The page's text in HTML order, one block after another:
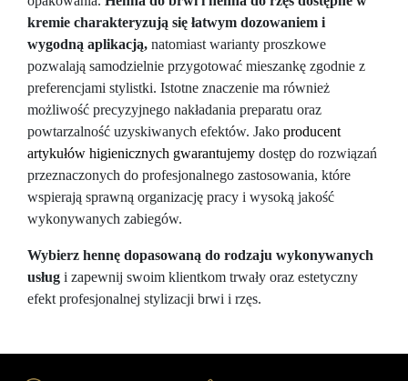
kremie charakteryzują się łatwym dozowaniem i
wygodną aplikacją, natomiast warianty proszkowe
pozwalają samodzielnie przygotować mieszankę zgodnie z
preferencjami stylistki. Istotne znaczenie ma również
możliwość precyzyjnego nakładania preparatu oraz
powtarzalność uzyskiwanych efektów. Jako producent
artykułów higienicznych gwarantujemy dostęp do rozwiązań
przeznaczonych do profesjonalnego zastosowania, które
wspierają sprawną organizację pracy i wysoką jakość
wykonywanych zabiegów.
Wybierz hennę dopasowaną do rodzaju wykonywanych
usług i zapewnij swoim klientkom trwały oraz estetyczny
efekt profesjonalnej stylizacji brwi i rzęs.